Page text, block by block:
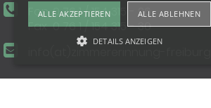
Fon 0 76 1 / 154 315 - 26
Fax 0 76 1 / 154 315 - 30
info(at)zimmererinnung-
ALLE AKZEPTIEREN ALLE ABLEHNEN
DETAILS ANZEIGEN